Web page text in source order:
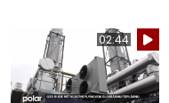
02:44